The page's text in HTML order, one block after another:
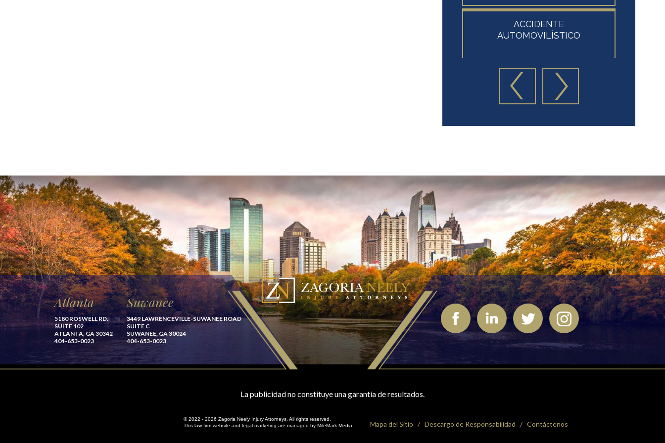
ACCIDENTE
AUTOMOVILÍSTICO
Atlanta
5180 ROSWELL RD.
SUITE 102
ATLANTA, GA 30342
404-653-0023
Suwanee
3449 LAWRENCEVILLE-SUWANEE ROAD
SUITE C
SUWANEE, GA 30024
404-653-0023
La publicidad no constituye una garantía de resultados.
© 2022 - 2026 Zagoria Neely Injury Attorneys. All rights reserved.
This law firm website and legal marketing are managed by MileMark Media. Mapa del Sitio Descargo de Responsabilidad Contáctenos